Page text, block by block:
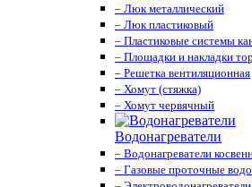
– Люк металлический
– Люк пластиковый
– Пластиковые системы
– Площадки и накладки
– Решетка вентиляционная
– Хомут (стяжка)
– Хомут червячный
Водонагреватели
– Водонагреватели
– Газовые проточные